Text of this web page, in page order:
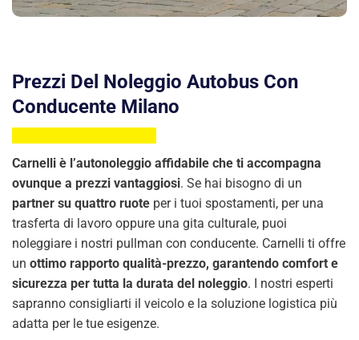
Prezzi Del Noleggio Autobus Con
Conducente Milano
Carnelli è l’autonoleggio affidabile che ti accompagna
ovunque a prezzi vantaggiosi. Se hai bisogno di un
partner su quattro ruote per i tuoi spostamenti, per una
trasferta di lavoro oppure una gita culturale, puoi
noleggiare i nostri pullman con conducente. Carnelli ti offre
un ottimo rapporto qualità-prezzo, garantendo comfort e
sicurezza per tutta la durata del noleggio. I nostri esperti
sapranno consigliarti il veicolo e la soluzione logistica più
adatta per le tue esigenze.